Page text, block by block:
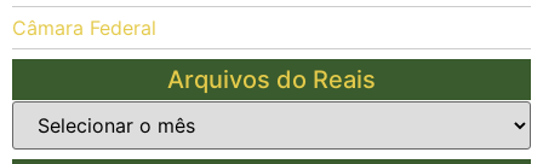
Câmara Federal
Arquivos do Reais